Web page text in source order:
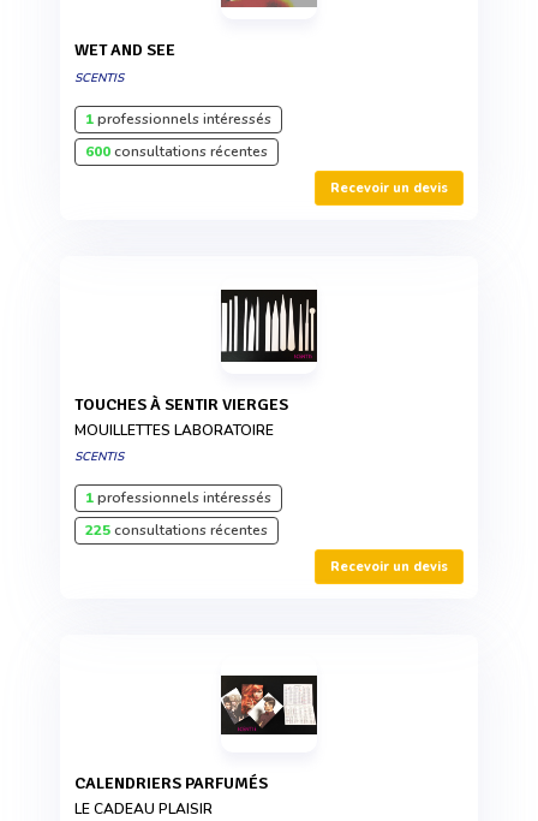
WET AND SEE
SCENTIS
1professionnels intéressés
600consultations récentes
Recevoir un devis
TOUCHES À SENTIR VIERGES
MOUILLETTES LABORATOIRE
SCENTIS
1professionnels intéressés
225consultations récentes
Recevoir un devis
CALENDRIERS PARFUMÉS
LE CADEAU PLAISIR